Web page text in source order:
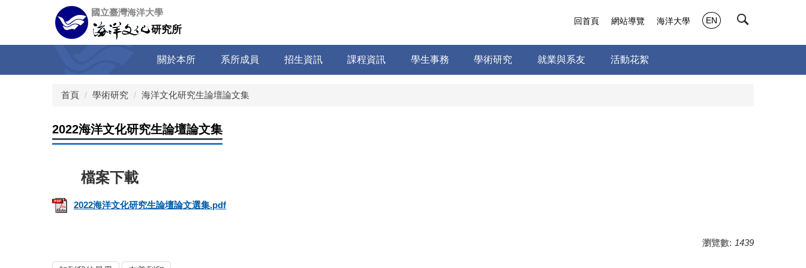
要
容
國立臺灣海洋大學
研究所
關於本所 系所成員 招生資訊 課程資訊 學生事務 學術研究 就業與系友 活動花絮
回首頁 網站導覽 海洋大學 EN
首頁 學術研究 海洋文化研究生論壇論文集
2022海洋文化研究生論壇論文集
2022海洋文化研究生論壇論文選集.pdf
瀏覽數: 1439